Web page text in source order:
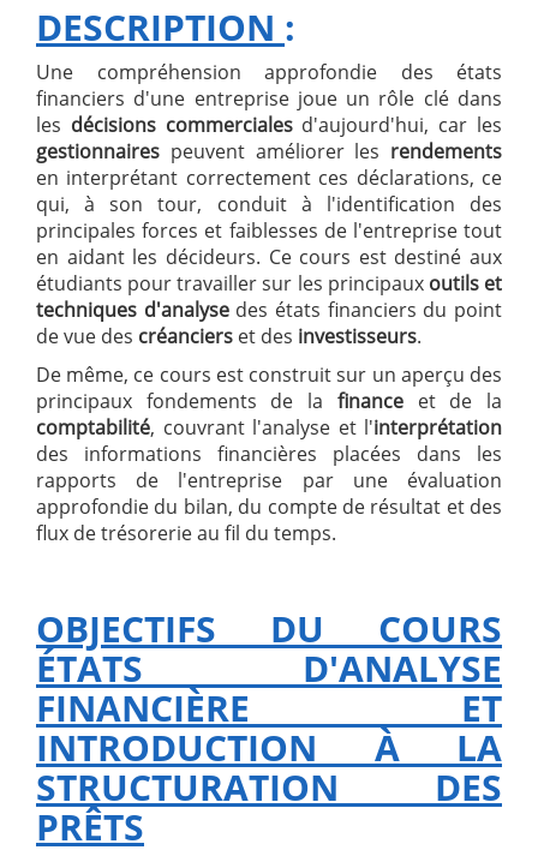
DESCRIPTION :
Une compréhension approfondie des états
financiers d'une entreprise joue un rôle clé dans
les décisions commercialesd'aujourd'hui, car les
gestionnaires peuvent améliorer les rendements
en interprétant correctement ces déclarations, ce
qui, à son tour, conduit à l'identification des
principales forces et faiblesses de l'entreprise tout
en aidant les décideurs. Ce cours est destiné aux
étudiants pour travailler sur les principaux outils et
techniques d'analysedes états financiers du point
de vue des créanciers et des investisseurs.
De même, ce cours est construit sur un aperçu des
principaux fondements de la financeet de la
comptabilité, couvrant l'analyse et l'interprétation
des informations financières placées dans les
rapports de l'entreprise par une évaluation
approfondie du bilan, du compte de résultat et des
flux de trésorerie au fil du temps.
OBJECTIFS DU COURS
ÉTATS D'ANALYSE
FINANCIÈRE ET
INTRODUCTION À LA
STRUCTURATION DES
PRÊTS